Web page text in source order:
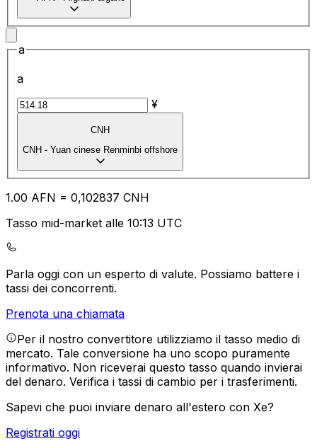
a
a
¥
CNH
CNH - Yuan cinese Renminbi offshore
1.00 AFN = 0,102837 CNH
Tasso mid-market alle 10:13 UTC
Parla oggi con un esperto di valute. Possiamo battere i
tassi dei concorrenti.
Prenota una chiamata
Per il nostro convertitore utilizziamo il tasso medio di
mercato. Tale conversione ha uno scopo puramente
informativo. Non riceverai questo tasso quando invierai
del denaro. Verifica i tassi di cambio per i trasferimenti.
Sapevi che puoi inviare denaro all'estero con Xe?
Registrati oggi